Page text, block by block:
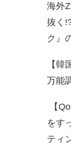
海外
抜く
ク』
【韓
万能
【
をす
ティ